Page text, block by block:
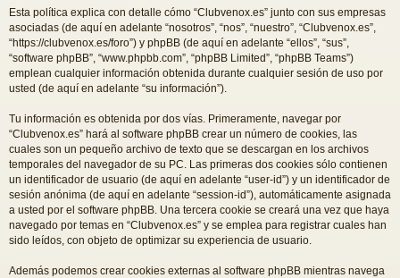
pi
do
s
se e
Esta política explica con detalle cómo “Clubvenox.es” junto con sus empresas
asociadas (de aquí en adelante “nosotros”, “nos”, “nuestro”, “Clubvenox.es”,
“https://clubvenox.es/foro”) y phpBB (de aquí en adelante “ellos”, “sus”,
“software phpBB”, “www.phpbb.com”, “phpBB Limited”, “phpBB Teams”)
emplean cualquier información obtenida durante cualquier sesión de uso por
usted (de aquí en adelante “su información”).
Tu información es obtenida por dos vías. Primeramente, navegar por
“Clubvenox.es” hará al software phpBB crear un número de cookies, las
cuales son un pequeño archivo de texto que se descargan en los archivos
temporales del navegador de su PC. Las primeras dos cookies sólo contienen
un identificador de usuario (de aquí en adelante “user-id”) y un identificador de
sesión anónima (de aquí en adelante “session-id”), automáticamente asignada
a usted por el software phpBB. Una tercera cookie se creará una vez que haya
navegado por temas en “Clubvenox.es” y se emplea para registrar cuales han
sido leídos, con objeto de optimizar su experiencia de usuario.
Además podemos crear cookies externas al software phpBB mientras navega